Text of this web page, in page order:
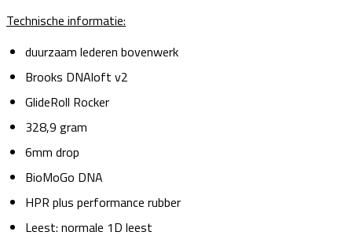
Technische informatie:
duurzaam lederen bovenwerk
Brooks DNAloft v2
GlideRoll Rocker
328,9 gram
6mm drop
BioMoGo DNA
HPR plus performance rubber
Leest: normale 1D leest